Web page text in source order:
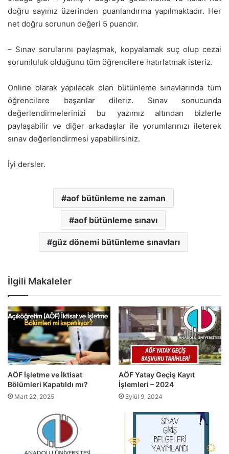
doğru sayınız üzerinden puanlandırma yapılmaktadır. Her
net doğru sorunun değeri 5 puandır.
– Sınav sorularını paylaşmak, kopyalamak suç olup cezai
sorumluluk olduğunu tüm öğrencilere hatırlatmak isteriz.
Online olarak yapılacak olan bütünleme sınavlarında tüm
öğrencilere başarılar dileriz. Sınav sonucunda
değerlendirmelerinizi bu yazımız altından bizlerle
paylaşabilir ve diğer arkadaşlar ile yorumlarınızı ileterek
sınav değerlendirmesi yapabilirsiniz.
İyi dersler.
aof bütünleme ne zaman
aof bütünleme sınavı
güz dönemi bütünleme sınavları
İlgili Makaleler
AÖF İşletme ve İktisat
Bölümleri Kapatıldı mı?
Mart 22, 2025
AÖF Yatay Geçiş Kayıt
İşlemleri – 2024
Eylül 9, 2024